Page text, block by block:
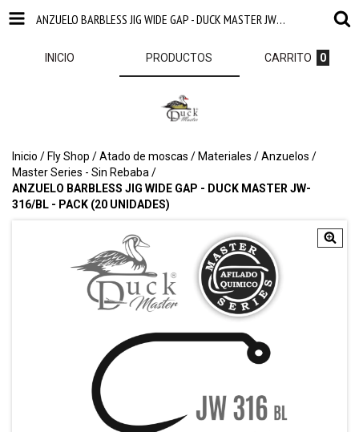
ANZUELO BARBLESS JIG WIDE GAP - DUCK MASTER JW-316/BL - PACK (20 UNIDADES)
INICIO PRODUCTOS CARRITO 0
Inicio / Fly Shop /Atado de moscas / Materiales /Anzuelos /
Master Series - Sin Rebaba /
ANZUELO BARBLESS JIG WIDE GAP - DUCK MASTER JW-
316/BL - PACK (20 UNIDADES)